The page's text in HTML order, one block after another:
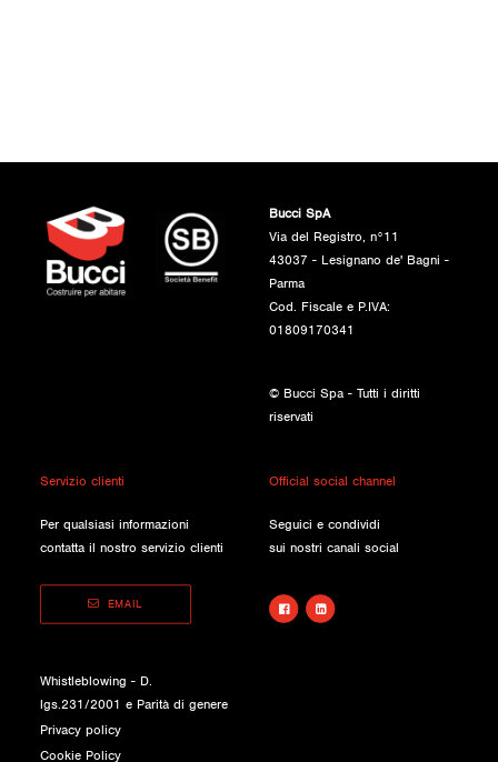
Bucci SpA
Via del Registro, n°11
43037 - Lesignano de' Bagni -
Parma
Cod. Fiscale e P.IVA:
01809170341
© Bucci Spa - Tutti i diritti
riservati
Servizio clienti
Per qualsiasi informazioni
contatta il nostro servizio clienti
EMAIL
Official social channel
Seguici e condividi
sui nostri canali social
Whistleblowing - D.
lgs.231/2001 e Parità di genere
Privacy policy
Cookie Policy